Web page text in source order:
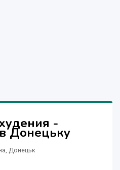
-
Донецьку
Донецьк